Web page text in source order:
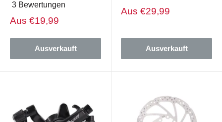
3 Bewertungen
Verkaufspreis
Aus €19,99
Ausverkauft
Verkaufspreis
Aus €29,99
Ausverkauft